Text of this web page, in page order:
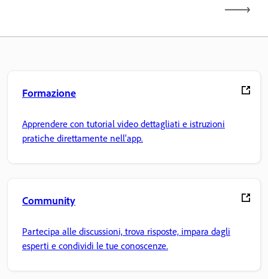
Formazione
Apprendere con tutorial video dettagliati e istruzioni
pratiche direttamente nell'app.
Community
Partecipa alle discussioni, trova risposte, impara dagli
esperti e condividi le tue conoscenze.